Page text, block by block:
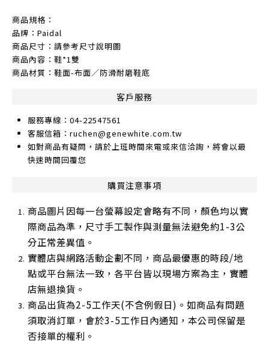
商品規格：
品牌：Paidal
商品尺寸：請參考尺寸說明圖
商品內容：鞋*1雙
商品材質：鞋面-布面／防滑耐磨鞋底
客戶服務
服務專線：04-22547561
客服信箱：ruchen@genewhite.com.tw
如對商品有疑問，請於上班時間來電或來信洽詢，將會以最
快速時間回覆您
購買注意事項
商品圖片因每一台螢幕設定會略有不同，顏色均以實
際商品為準，尺寸手工製作與測量無法避免約1-3公
分正常差異值。
實體店與網路活動企劃不同，商品最優惠的時段/地
點或平台無法一致，各平台皆以現場方案為主，實體
店無退換貨。
商品出貨為2-5工作天(不含例假日)。如商品有問題
須取消訂單，會於3-5工作日內通知，本公司保留是
否接單的權利。